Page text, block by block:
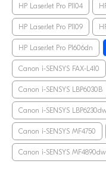
HP LaserJet Pro P1104
HP LaserJet Pro P1109
HP LaserJet Pro P1606dn
Canon i-SENSYS FAX-L410
Canon i-SENSYS LBP6030B
Canon i-SENSYS
Canon i-SENSYS MF4750
Canon i-SENSYS MF4890dw